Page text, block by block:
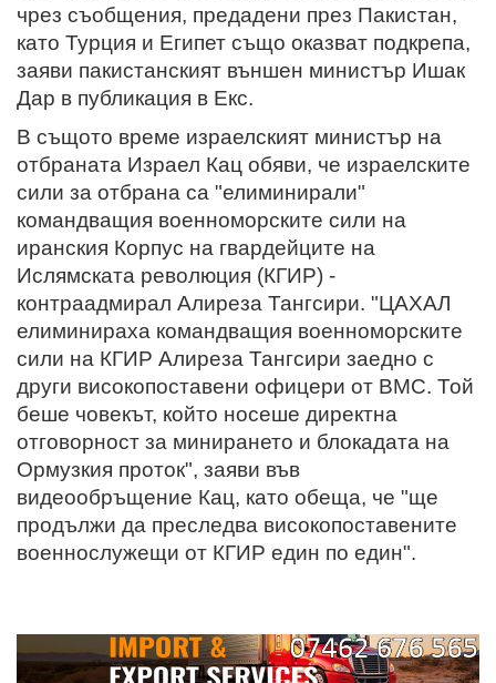
чрез съобщения, предадени през Пакистан,
като Турция и Египет също оказват подкрепа,
заяви пакистанският външен министър Ишак
Дар в публикация в Екс.
В същото време израелският министър на
отбраната Израел Кац обяви, че израелските
сили за отбрана са "елиминирали"
командващия военноморските сили на
иранския Корпус на гвардейците на
Ислямската революция (КГИР) -
контраадмирал Алиреза Тангсири. "ЦАХАЛ
елиминираха командващия военноморските
сили на КГИР Алиреза Тангсири заедно с
други високопоставени офицери от ВМС. Той
беше човекът, който носеше директна
отговорност за минирането и блокадата на
Ормузкия проток", заяви във
видеообръщение Кац, като обеща, че "ще
продължи да преследва високопоставените
военнослужещи от КГИР един по един".